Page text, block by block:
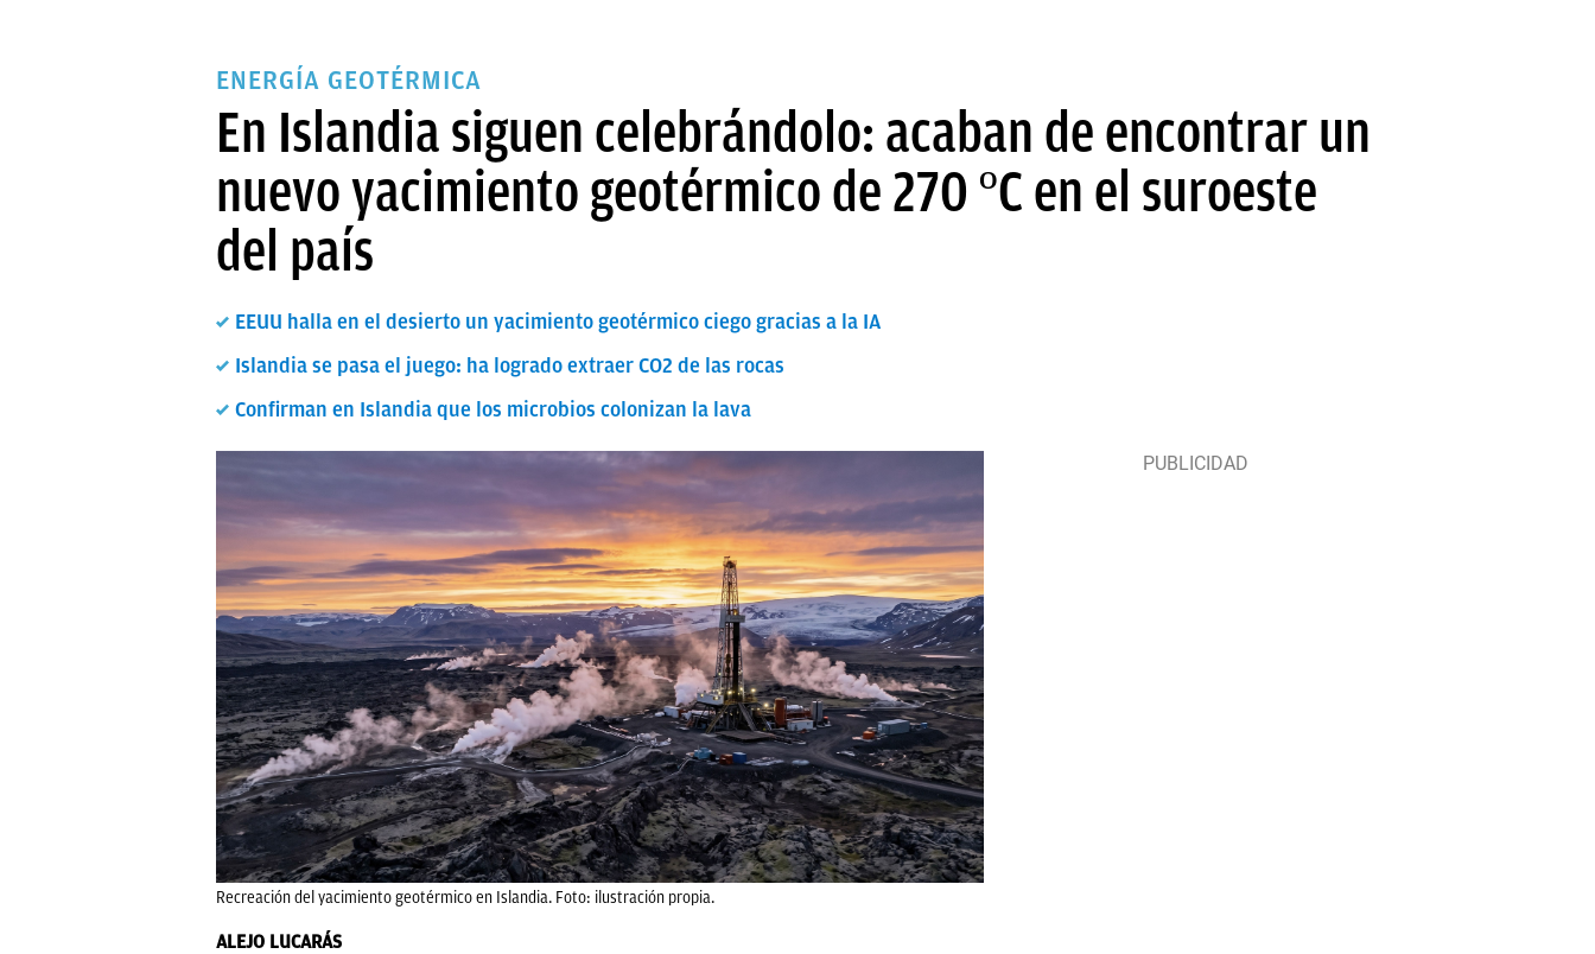
ENERGÍA GEOTÉRMICA
En Islandia siguen celebrándolo: acaban de encontrar un
nuevo yacimiento geotérmico de 270 ºC en el suroeste
del país
EEUU halla en el desierto un yacimiento geotérmico ciego gracias a la IA
Islandia se pasa el juego: ha logrado extraer CO2 de las rocas
Confirman en Islandia que los microbios colonizan la lava
Recreación del yacimiento geotérmico en Islandia. Foto: ilustración propia.
ALEJO LUCARÁS